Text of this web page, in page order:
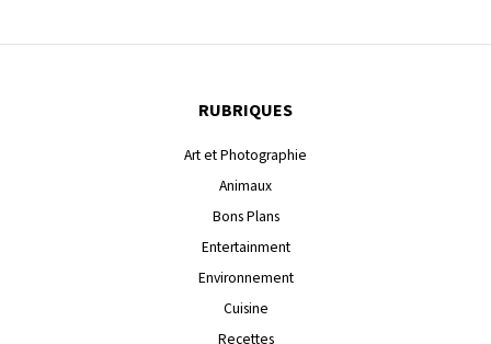
RUBRIQUES
Art et Photographie
Animaux
Bons Plans
Entertainment
Environnement
Cuisine
Recettes